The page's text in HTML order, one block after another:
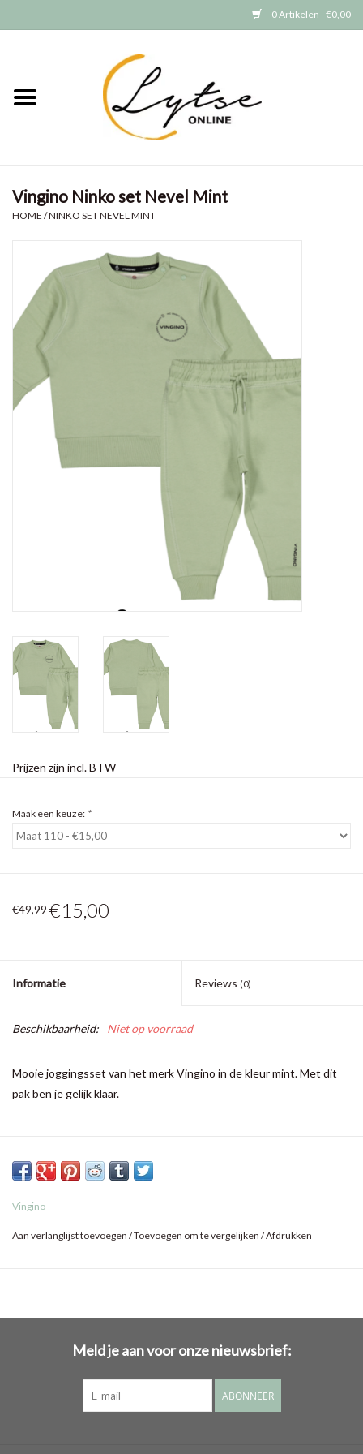
0 Artikelen - €0,00
Meisjes
GRATIS VERZENDEN (vanaf EUR
15)
Vingino Ninko set Nevel Mint
HOME /NINKO SET NEVEL MINT
Prijzen zijn incl. BTW
Maak een keuze: *
€49,99€15,00
Informatie Reviews (0)
Beschikbaarheid: Niet op voorraad
Mooie joggingsset van het merk Vingino in de kleur mint. Met dit
pak ben je gelijk klaar.
Vingino
Aan verlanglijst toevoegen /Toevoegen om te vergelijken /Afdrukken
Meld je aan voor onze nieuwsbrief:
ABONNEER